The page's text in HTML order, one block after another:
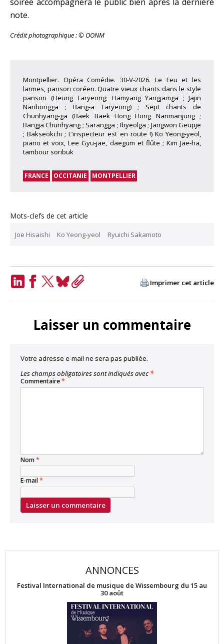
note.
Crédit photographique : © OONM
Montpellier. Opéra Comédie. 30-V-2026. Le Feu et les
larmes, pansori coréen. Quatre vieux chants dans le style
pansori (Heung Taryeong; Hamyang Yangjamga ; Jajin
Nanbongga ; Bang-a Taryeong) ; Sept chants de
Chunhyang-ga (Baek Baek Hong Hong Nanmanjung ;
Bangja Chunhyang ; Sarangga ; Ibyeolga ; Jangwon Geupje
; Bakseokchi ; L’inspecteur est en route !) Ko Yeong-yeol,
piano et voix, Lee Gyu-jae, daegum et flûte ; Kim Jae-ha,
tambour soribuk
FRANCE OCCITANIE MONTPELLIER
Mots-clefs de cet article
Joe Hisaishi Ko Yeong-yeol Ryuichi Sakamoto
Imprimer cet article
Laisser un commentaire
Votre adresse e-mail ne sera pas publiée.
Les champs obligatoires sont indiqués avec *
Commentaire*
Nom*
E-mail*
ANNONCES
Festival International de musique de Wissembourg du 15 au
30 août